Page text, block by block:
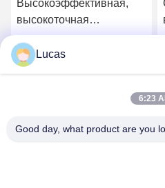
Высокоэффективная,
высокоточная
полностью
автоматическая онлайн-
машина селективной
Lucas
6:23
Good day, what product are you